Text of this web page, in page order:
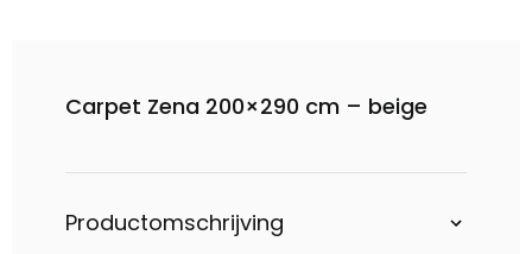
Carpet Zena 200×290 cm – beige
Productomschrijving